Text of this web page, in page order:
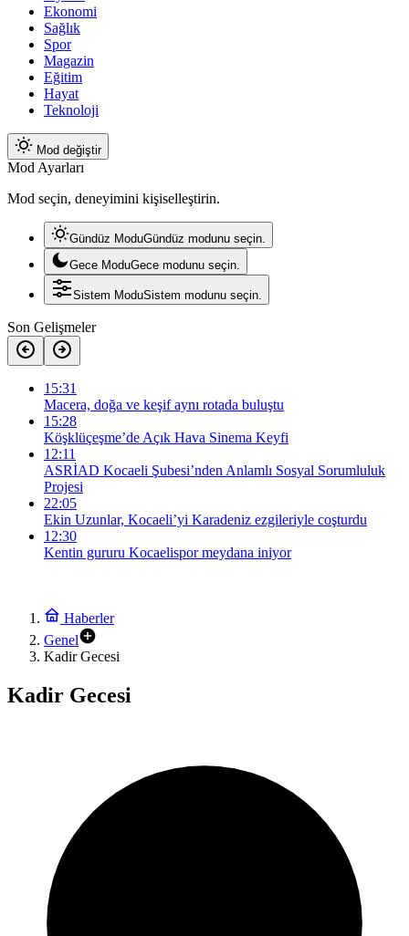
Ekonomi
Sağlık
Spor
Magazin
Eğitim
Hayat
Teknoloji
Mod değiştir
Mod Ayarları
Mod seçin, deneyimini kişiselleştirin.
Gündüz ModuGündüz modunu seçin.
Gece ModuGece modunu seçin.
Sistem ModuSistem modunu seçin.
Son Gelişmeler
15:31
Macera, doğa ve keşif aynı rotada buluştu
15:28
Köşklüçeşme’de Açık Hava Sinema Keyfi
12:11
ASRİAD Kocaeli Şubesi’nden Anlamlı Sosyal Sorumluluk
Projesi
22:05
Ekin Uzunlar, Kocaeli’yi Karadeniz ezgileriyle coşturdu
12:30
Kentin gururu Kocaelispor meydana iniyor
Haberler
Genel
Kadir Gecesi
Kadir Gecesi